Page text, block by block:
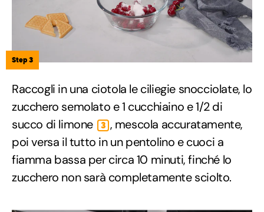
Step 3
Raccogli in una ciotola le ciliegie snocciolate, lo
zucchero semolato e 1 cucchiaino e 1/2 di
succo di limone
3 , mescola accuratamente,
poi versa il tutto in un pentolino e cuoci a
fiamma bassa per circa 10 minuti, finché lo
zucchero non sarà completamente sciolto.